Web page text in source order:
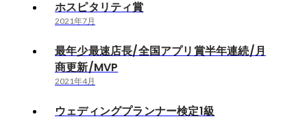
ホスピタリティ賞
2021年7月
最年少最速店長/全国アプリ賞半年連続/月
商更新/MVP
2021年4月
ウェディングプランナー検定1級